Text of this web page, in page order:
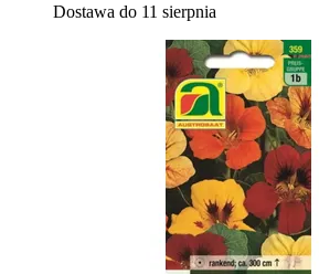
Dostawa do 11 sierpnia